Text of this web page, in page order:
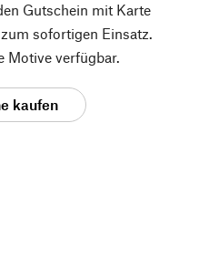
Gutschein mit Karte
sofortigen Einsatz.
Motive verfügbar.
kaufen